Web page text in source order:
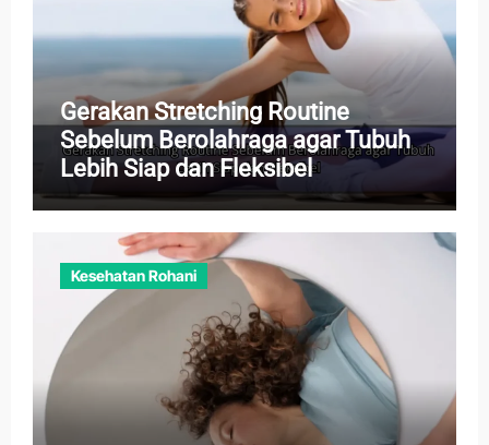
Gerakan Stretching Routine
Sebelum Berolahraga agar Tubuh
Lebih Siap dan Fleksibel
Kesehatan Rohani